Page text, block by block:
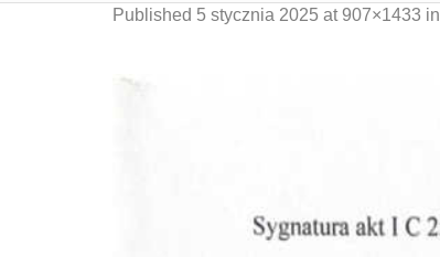
Published 5 stycznia 2025 at 907×1433 in